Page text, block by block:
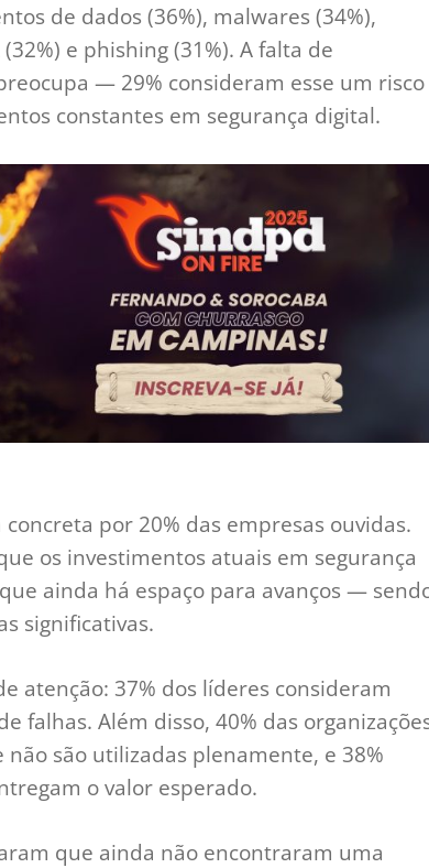
de dados (36%), malwares (34%),
e phishing (31%). A falta de
— 29% consideram esse um risco
constantes em segurança digital.
por 20% das empresas ouvidas.
os investimentos atuais em segurança
ainda há espaço para avanços —
significativas.
atenção: 37% dos líderes consideram
falhas. Além disso, 40% das
são utilizadas plenamente, e 38%
o valor esperado.
que ainda não encontraram uma